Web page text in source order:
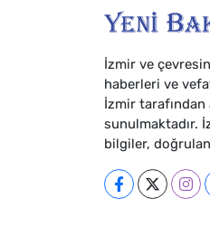
İzmir ve
haberleri ve
İzmir
sunulmaktadır.
bilgiler,